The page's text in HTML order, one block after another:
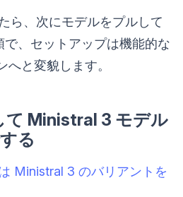
ら、次にモデルをプルして
、セットアップは機能的な
と変貌します。
て Ministral 3 モデル
る
Ministral 3 のバリアントを